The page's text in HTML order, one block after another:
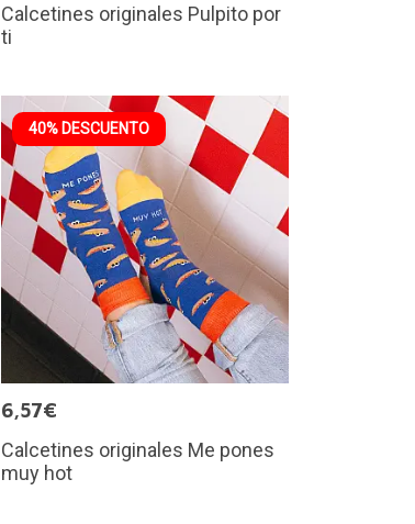
Calcetines originales Pulpito por
ti
40% DESCUENTO
6,57€
Calcetines originales Me pones
muy hot